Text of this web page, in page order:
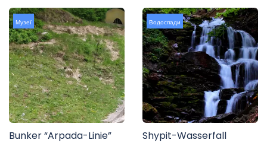
Музеї
Bunker “Arpada-Linie”
Водоспади
Shypit-Wasserfall